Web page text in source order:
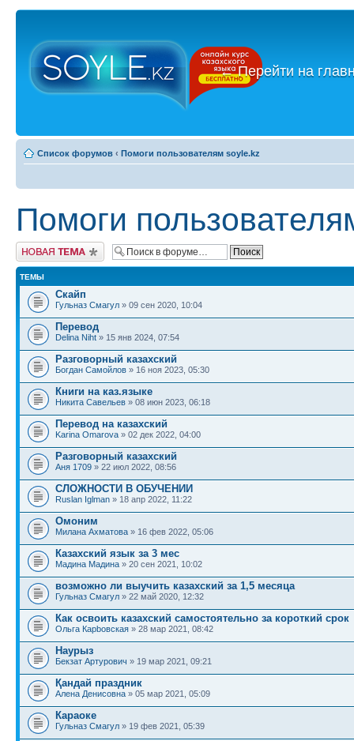
←Перейти на
Список форумов ‹ Помоги пользователям soyle.kz
Помоги
Новая тема
ТЕМЫ
Скайп
Гульназ Смагул » 09 сен 2020, 10:04
Перевод
Delina Niht » 15 янв 2024, 07:54
Разговорный казахский
Богдан Самойлов » 16 ноя 2023, 05:30
Книги на каз.языке
Никита Савельев » 08 июн 2023, 06:18
Перевод на казахский
Karina Omarova » 02 дек 2022, 04:00
Разговорный казахский
Аня 1709 » 22 июл 2022, 08:56
СЛОЖНОСТИ В ОБУЧЕНИИ
Ruslan Iglman » 18 апр 2022, 11:22
Омоним
Милана Ахматова » 16 фев 2022, 05:06
Казахский язык за 3 мес
Мадина Мадина » 20 сен 2021, 10:02
возможно ли выучить казахский за 1,5 месяца
Гульназ Смагул » 22 май 2020, 12:32
Как освоить казахский самостоятельно за короткий срок
Ольга Карbовская » 28 мар 2021, 08:42
Наурыз
Бекзат Артурович » 19 мар 2021, 09:21
Қандай праздник
Алена Денисовна » 05 мар 2021, 05:09
Караоке
Гульназ Смагул » 19 фев 2021, 05:39